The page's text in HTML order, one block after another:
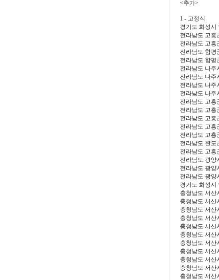
<추가>
1 - 고정식
경기도 화성시
전라남도 고흥
전라남도 고흥
전라남도 함평
전라남도 함평
전라남도 나주
전라남도 나주
전라남도 나주
전라남도 나주
전라남도 고흥
전라남도 고흥
전라남도 고흥
전라남도 고흥
전라남도 고흥
전라남도 완도
전라남도 고흥
전라남도 광양
전라남도 광양
전라남도 광양
경기도 화성시
충청남도 서산
충청남도 서산
충청남도 서산
충청남도 서산
충청남도 서산
충청남도 서산
충청남도 서산
충청남도 서산
충청남도 서산
충청남도 서산
충청남도 서산